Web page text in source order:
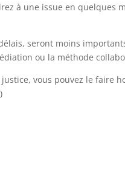
à une issue en quelques
seront moins
ou la méthode
vous pouvez le faire